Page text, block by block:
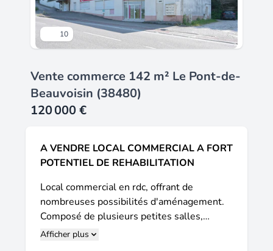
10
Vente commerce 142 m² Le Pont-de-
Beauvoisin (38480)
120 000 €
A VENDRE LOCAL COMMERCIAL A FORT
POTENTIEL DE REHABILITATION
Local commercial en rdc, offrant de
nombreuses possibilités d'aménagement.
Composé de plusieurs petites salles,
certaines avec points d'eau, A ce jour
Afficher plus